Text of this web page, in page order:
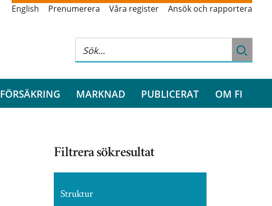
English Prenumerera Våra register Ansök och rapportera
FÖRSÄKRING MARKNAD PUBLICERAT OM FI
Filtrera sökresultat
Struktur